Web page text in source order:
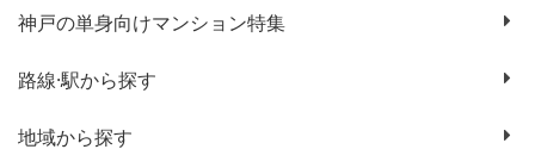
神戸の単身向けマンション特集
路線·駅から探す
地域から探す